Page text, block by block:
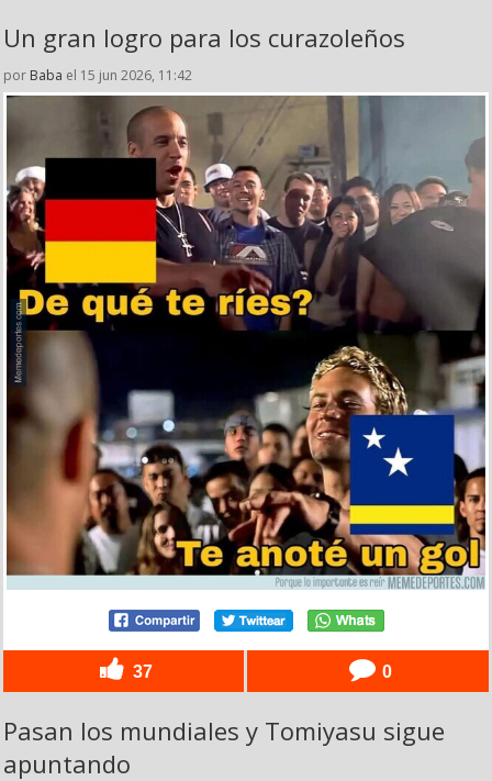
Un gran logro para los curazoleños
por Baba el 15 jun 2026, 11:42
37 0
Pasan los mundiales y Tomiyasu sigue
apuntando